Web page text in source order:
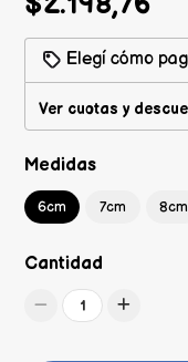
Elegí cómo
Ver cuotas y
Medidas
6cm 7cm 8cm
Cantidad
1